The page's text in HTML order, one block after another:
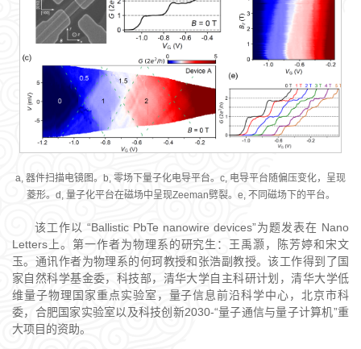
a, 器件扫描电镜图。b, 零场下量子化电导平台。c, 电导平台随偏压变化，呈现
菱形。d, 量子化平台在磁场中呈现Zeeman劈裂。e, 不同磁场下的平台。
该工作以 “Ballistic PbTe nanowire devices”为题发表在 Nano
Letters上。第一作者为物理系的研究生：王禹灏，陈芳婷和宋文
玉。通讯作者为物理系的何珂教授和张浩副教授。该工作得到了国
家自然科学基金委，科技部，清华大学自主科研计划，清华大学低
维量子物理国家重点实验室，量子信息前沿科学中心，北京市科
委，合肥国家实验室以及科技创新2030-“量子通信与量子计算机”重
大项目的资助。